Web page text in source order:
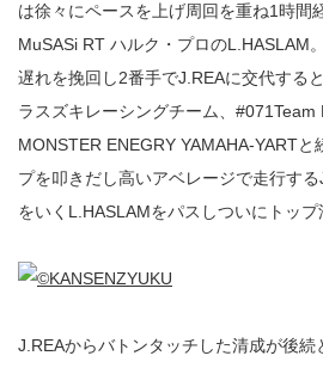
は徐々にペースを上げ周回を重ね1時間
MuSASi RT ハルク・プロのL.HASLAM
遅れを挽回し2番手でJ.REAに交代する
ラスズキレーシングチーム、#071Team
MONSTER ENEGRY YAMAHA-YARTと
プを叩きだし高いアベレージで走行す
をいくL.HASLAMをパスしついにトップ
J.REAからバトンタッチした清成が後続